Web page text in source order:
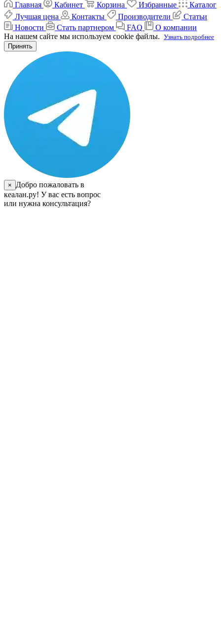
Главная
Кабинет Корзина Избранные
Каталог
Лучшая цена
Контакты Производители
Статьи
Новости
Стать партнером FAQ
О компании
На нашем сайте мы используем cookie файлы. Узнать подробнее
Принять
×
Добро пожаловать в
кеалан.ру! У вас есть вопрос
или нужна консультация?